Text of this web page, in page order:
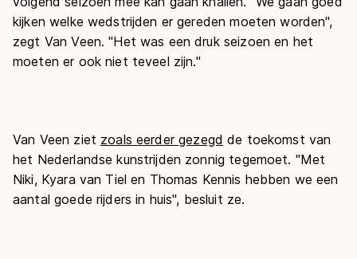
kijken welke wedstrijden er gereden moeten worden",
zegt Van Veen. "Het was een druk seizoen en het
moeten er ook niet teveel zijn."
Van Veen ziet zoals eerder gezegd de toekomst van
het Nederlandse kunstrijden zonnig tegemoet. "Met
Niki, Kyara van Tiel en Thomas Kennis hebben we een
aantal goede rijders in huis", besluit ze.